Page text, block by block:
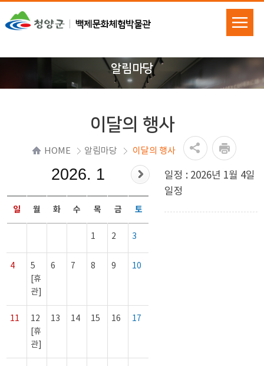
알림마당
이달의 행사
HOME 알림마당 이달의 행사
2026. 1
일 월 화 수 목 금 토
1 2 3
4
5
[휴
관]
6 7 8 9 10
11
12
[휴
관]
13 14 15 16 17
일정 : 2026년 1월 4일
일정